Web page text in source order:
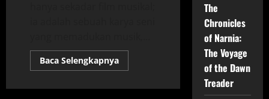
Baca SelengkapnyaRead
more
The
Chronicles
of Narnia:
The Voyage
of the Dawn
Treader